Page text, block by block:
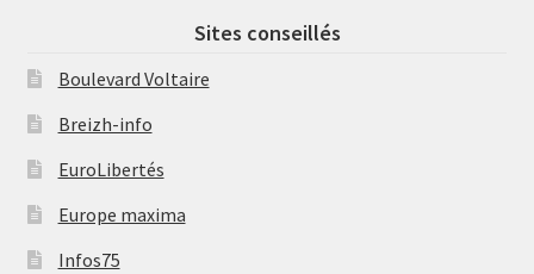
Sites conseillés
Boulevard Voltaire
Breizh-info
EuroLibertés
Europe maxima
Infos75